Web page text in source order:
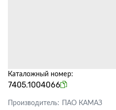
Каталожный номер:
7405.1004066
Производитель:
ПАО КАМАЗ